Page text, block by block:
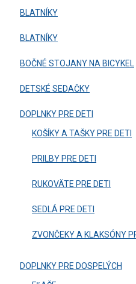
BLATNÍKY
BLATNÍKY
BOČNÉ STOJANY NA BICYKEL
DETSKÉ SEDAČKY
DOPLNKY PRE DETI
KOŠÍKY A TAŠKY PRE DETI
PRILBY PRE DETI
RUKOVÄTE PRE DETI
SEDLÁ PRE DETI
ZVONČEKY A KLAKSÓNY
DOPLNKY PRE DOSPELÝCH